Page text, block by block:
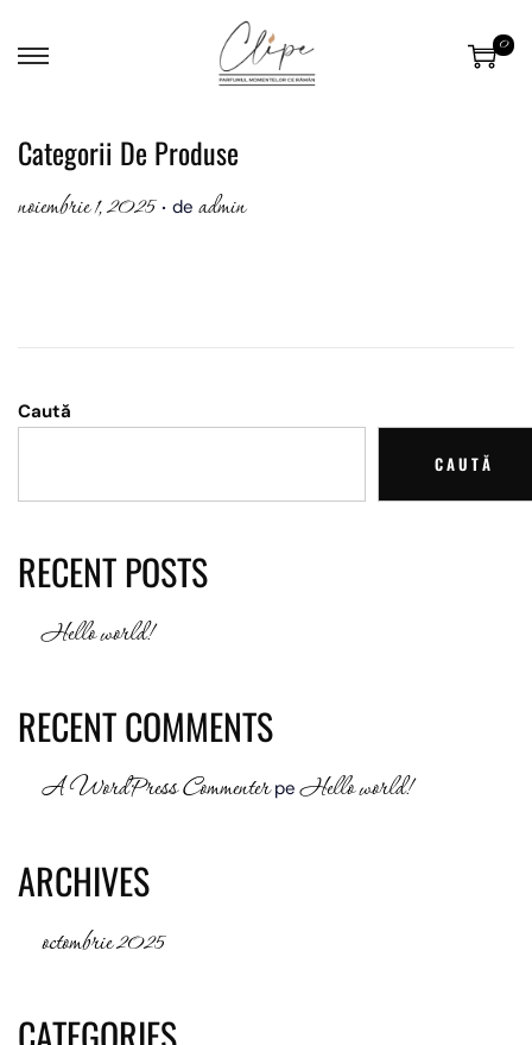
0
Categorii De Produse
P
t
noiembrie 1, 2025 . de admin
Caută
CAUTĂ
RECENT POSTS
Hello world!
RECENT COMMENTS
A WordPress CommenterpeHello world!
ARCHIVES
octombrie 2025
CATEGORIES